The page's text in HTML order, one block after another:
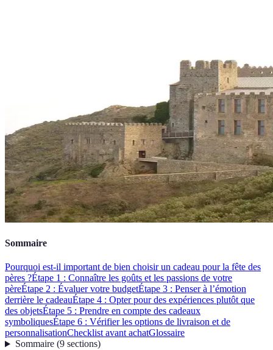
Sommaire
Pourquoi est-il important de bien choisir un cadeau pour la fête des
pères ?Étape 1 : Connaître les goûts et les passions de votre
pèreÉtape 2 : Évaluer votre budgetÉtape 3 : Penser à l’émotion
derrière le cadeauÉtape 4 : Opter pour des expériences plutôt que
des objetsÉtape 5 : Prendre en compte des cadeaux
symboliquesÉtape 6 : Vérifier les options de livraison et de
personnalisationChecklist avant achatGlossaire
Sommaire(9 sections)